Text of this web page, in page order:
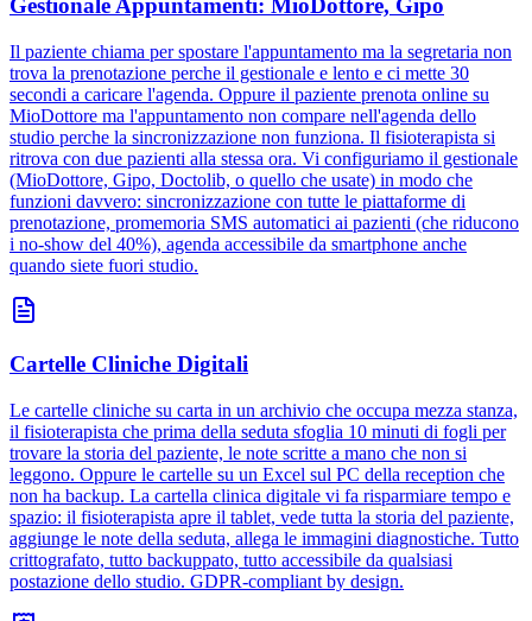
Gestionale Appuntamenti: MioDottore, Gipo
Il paziente chiama per spostare l'appuntamento ma la segretaria non
trova la prenotazione perche il gestionale e lento e ci mette 30
secondi a caricare l'agenda. Oppure il paziente prenota online su
MioDottore ma l'appuntamento non compare nell'agenda dello
studio perche la sincronizzazione non funziona. Il fisioterapista si
ritrova con due pazienti alla stessa ora. Vi configuriamo il gestionale
(MioDottore, Gipo, Doctolib, o quello che usate) in modo che
funzioni davvero: sincronizzazione con tutte le piattaforme di
prenotazione, promemoria SMS automatici ai pazienti (che riducono
i no-show del 40%), agenda accessibile da smartphone anche
quando siete fuori studio.
Cartelle Cliniche Digitali
Le cartelle cliniche su carta in un archivio che occupa mezza stanza,
il fisioterapista che prima della seduta sfoglia 10 minuti di fogli per
trovare la storia del paziente, le note scritte a mano che non si
leggono. Oppure le cartelle su un Excel sul PC della reception che
non ha backup. La cartella clinica digitale vi fa risparmiare tempo e
spazio: il fisioterapista apre il tablet, vede tutta la storia del paziente,
aggiunge le note della seduta, allega le immagini diagnostiche. Tutto
crittografato, tutto backuppato, tutto accessibile da qualsiasi
postazione dello studio. GDPR-compliant by design.